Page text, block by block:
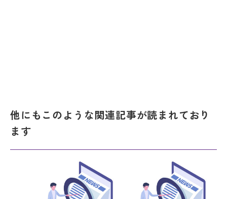
他にもこのような関連記事が読まれており
ます